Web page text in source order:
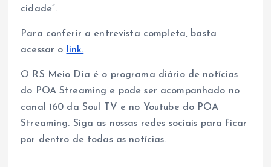
cidade”.
Para conferir a entrevista completa, basta
acessar o
link.
O RS Meio Dia é o programa diário de notícias
do POA Streaming e pode ser acompanhado no
canal 160 da Soul TV e no Youtube do POA
Streaming. Siga as nossas redes sociais para ficar
por dentro de todas as notícias.